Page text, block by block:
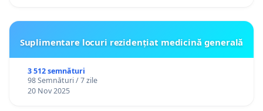
Suplimentare locuri rezidențiat medicină generală
3 512 semnături
98 Semnături / 7 zile
20 Nov 2025